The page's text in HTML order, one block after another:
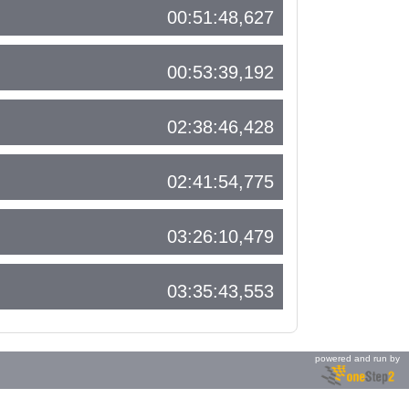
00:51:48,627
00:53:39,192
02:38:46,428
02:41:54,775
03:26:10,479
03:35:43,553
powered and run by